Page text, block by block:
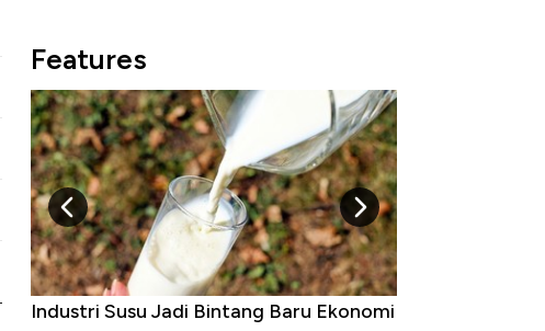
Features
Industri Susu Jadi Bintang Baru Ekonomi